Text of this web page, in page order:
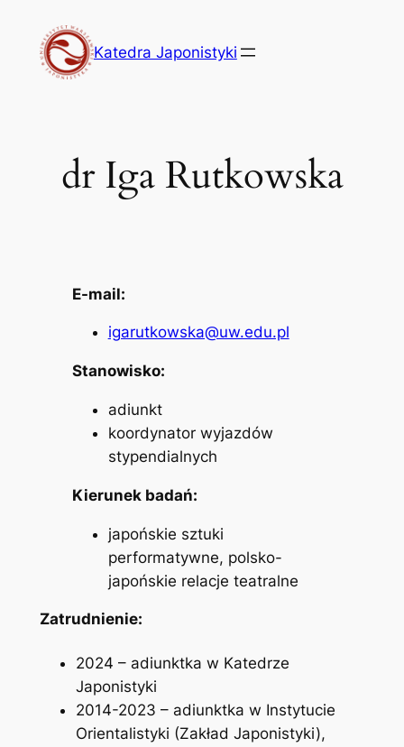
treści
Katedra Japonistyki
dr Iga Rutkowska
E-mail:
igarutkowska@uw.edu.pl
Stanowisko:
adiunkt
koordynator wyjazdów
stypendialnych
Kierunek badań:
japońskie sztuki
performatywne, polsko-
japońskie relacje teatralne
Zatrudnienie:
2024 – adiunktka w Katedrze
Japonistyki
2014-2023 – adiunktka w Instytucie
Orientalistyki (Zakład Japonistyki),